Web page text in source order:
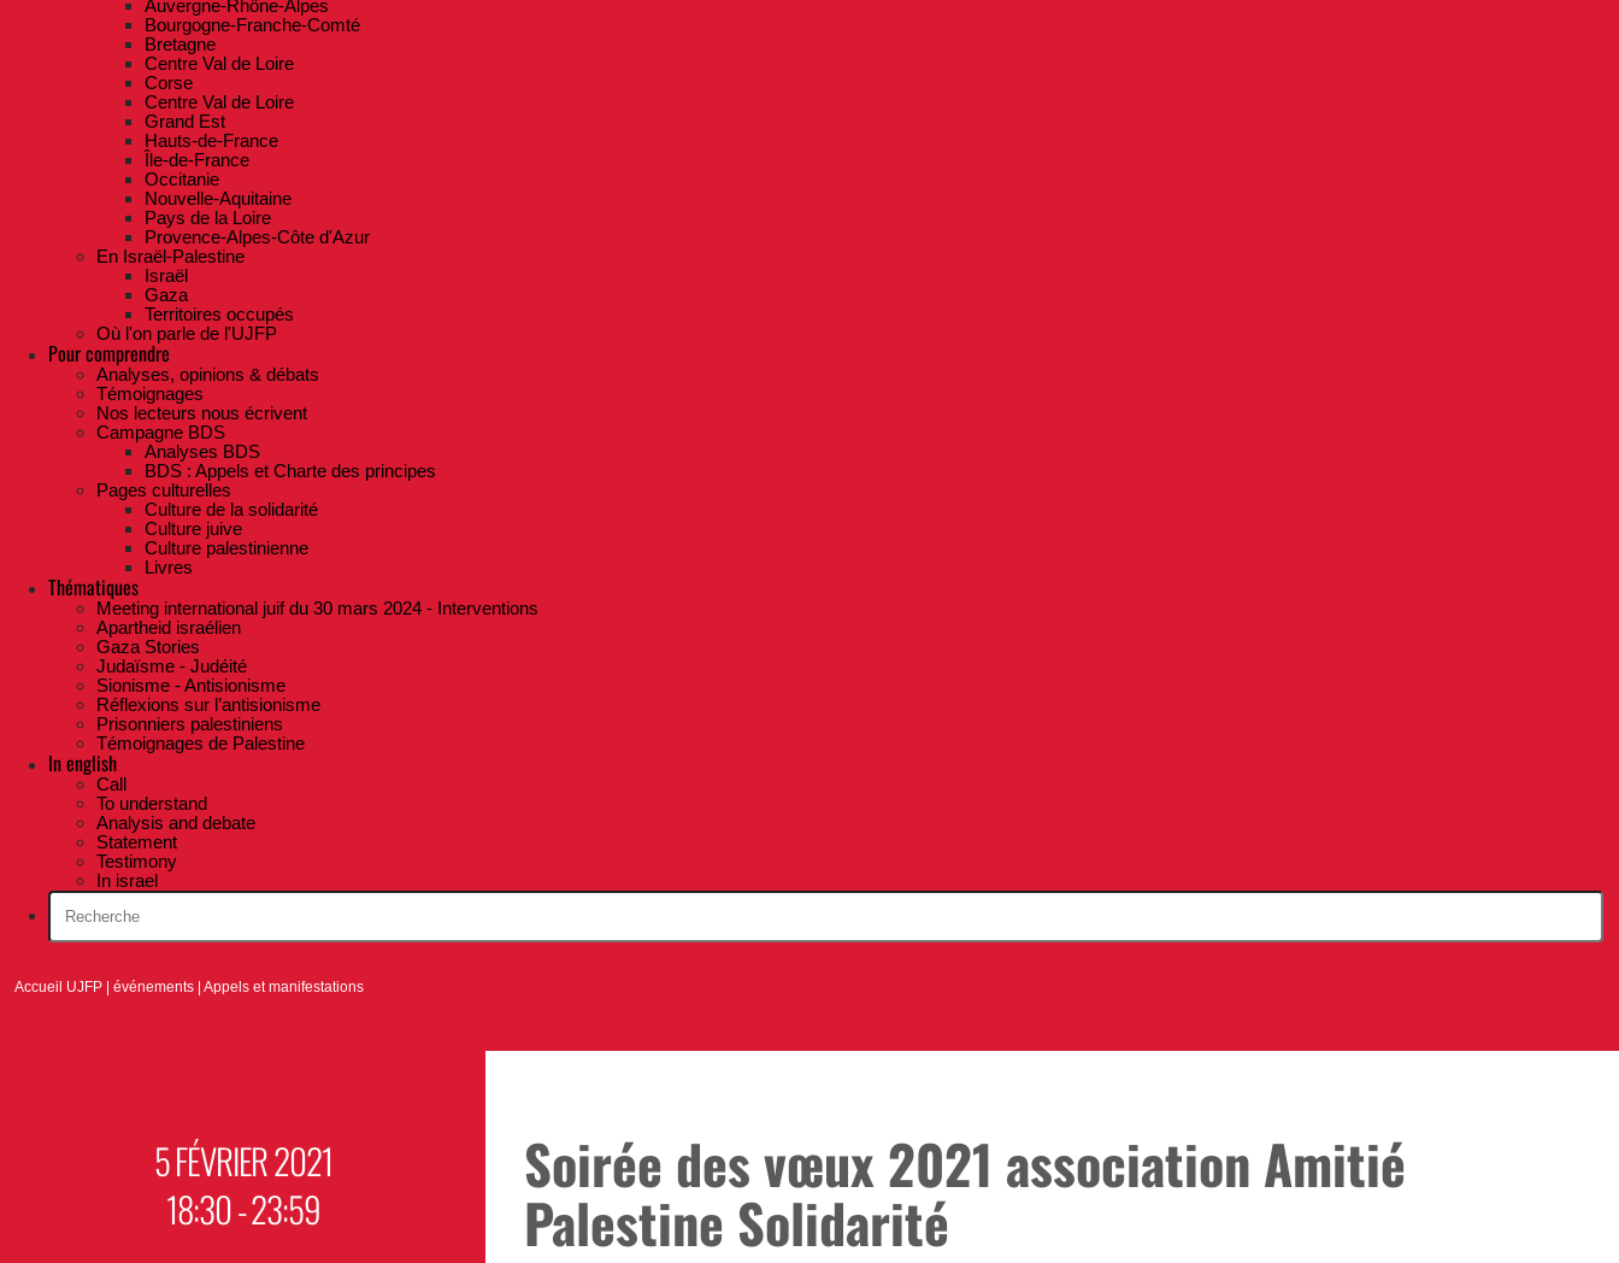
Auvergne-Rhône-Alpes
Bourgogne-Franche-Comté
Bretagne
Centre Val de Loire
Corse
Centre Val de Loire
Grand Est
Hauts-de-France
Île-de-France
Occitanie
Nouvelle-Aquitaine
Pays de la Loire
Provence-Alpes-Côte d'Azur
En Israël-Palestine
Israël
Gaza
Territoires occupés
Où l'on parle de l'UJFP
Pour comprendre
Analyses, opinions & débats
Témoignages
Nos lecteurs nous écrivent
Campagne BDS
Analyses BDS
BDS : Appels et Charte des principes
Pages culturelles
Culture de la solidarité
Culture juive
Culture palestinienne
Livres
Thématiques
Meeting international juif du 30 mars 2024 - Interventions
Apartheid israélien
Gaza Stories
Judaïsme - Judéité
Sionisme - Antisionisme
Réflexions sur l’antisionisme
Prisonniers palestiniens
Témoignages de Palestine
In english
Call
To understand
Analysis and debate
Statement
Testimony
In israel
Accueil UJFP |événements |Appels et manifestations
5 FÉVRIER 2021
18:30 - 23:59
Soirée des vœux 2021 association Amitié
Palestine Solidarité